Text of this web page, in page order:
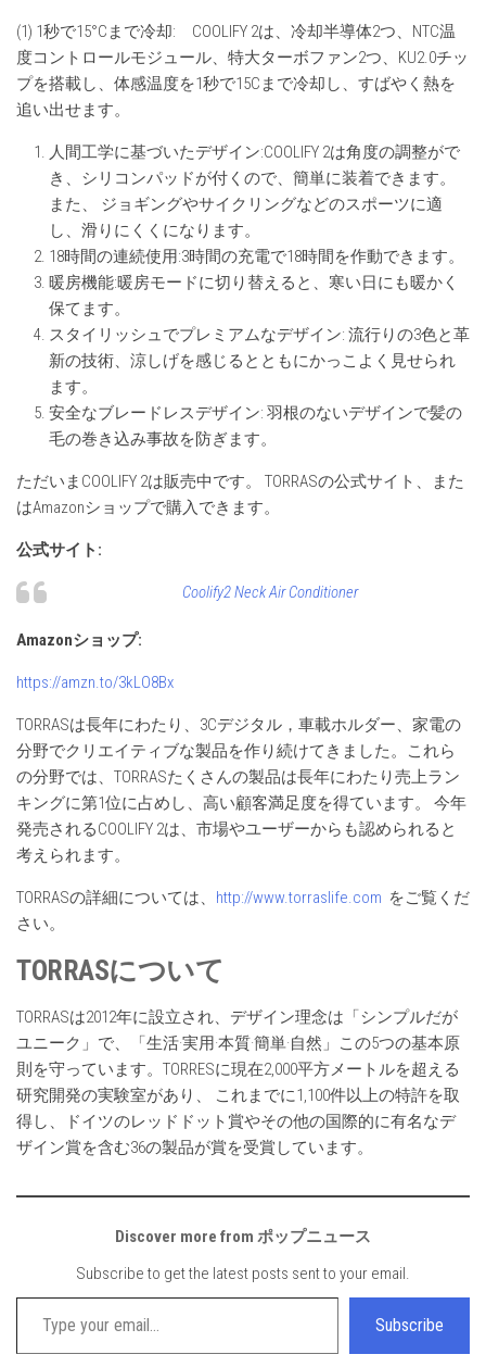
(1) 1秒で15°Cまで冷却: COOLIFY 2は、冷却半導体2つ、NTC温
度コントロールモジュール、特大ターボファン2つ、KU2.0チッ
プを搭載し、体感温度を1秒で15Cまで冷却し、すばやく熱を
追い出せます。
人間工学に基づいたデザイン:COOLIFY 2は角度の調整がで
き、シリコンパッドが付くので、簡単に装着できます。
また、 ジョギングやサイクリングなどのスポーツに適
し、滑りにくくになります。
18時間の連続使用:3時間の充電で18時間を作動できます。
暖房機能:暖房モードに切り替えると、寒い日にも暖かく
保てます。
スタイリッシュでプレミアムなデザイン: 流行りの3色と革
新の技術、涼しげを感じるとともにかっこよく見せられ
ます。
安全なブレードレスデザイン: 羽根のないデザインで髪の
毛の巻き込み事故を防ぎます。
ただいまCOOLIFY 2は販売中です。 TORRASの公式サイト、また
はAmazonショップで購入できます。
公式サイト :
Coolify2 Neck Air Conditioner
Amazonショップ:
https://amzn.to/3kLO8Bx
TORRASは長年にわたり、3Cデジタル，車載ホルダー、家電の
分野でクリエイティブな製品を作り続けてきました。これら
の分野では、TORRASたくさんの製品は長年にわたり売上ラン
キングに第1位に占めし、高い顧客満足度を得ています。 今年
発売されるCOOLIFY 2は、市場やユーザーからも認められると
考えられます。
TORRASの詳細については、 http://www.torraslife.com をご覧くだ
さい。
TORRASについて
TORRASは2012年に設立され、デザイン理念は「シンプルだが
ユニーク」で、「生活·実用·本質·簡単·自然」この5つの基本原
則を守っています。TORRESに現在2,000平方メートルを超える
研究開発の実験室があり、 これまでに1,100件以上の特許を取
得し、ドイツのレッドドット賞やその他の国際的に有名なデ
ザイン賞を含む36の製品が賞を受賞しています。
Discover more from ポップニュース
Subscribe to get the latest posts sent to your email.
Type your email…
Subscribe